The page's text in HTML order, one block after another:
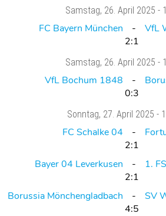
Samstag, 26. April 2025 -
FC Bayern München
VfL
2:1
Samstag, 26. April 2025 -
VfL Bochum 1848
0:3
Sonntag, 27. April 2025 -
FC Schalke 04
2:1
Bayer 04 Leverkusen
1.
2:1
Borussia Mönchengladbach
SV
4:5